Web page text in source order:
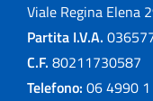
Viale Regina Elena
Partita I.V.A.
C.F. 80211730587
Telefono: 06 4990 1